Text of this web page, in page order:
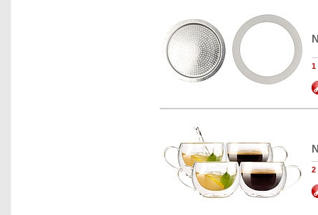
1
2